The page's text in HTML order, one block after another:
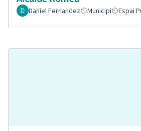
Daniel Fernandez Municipi Espai